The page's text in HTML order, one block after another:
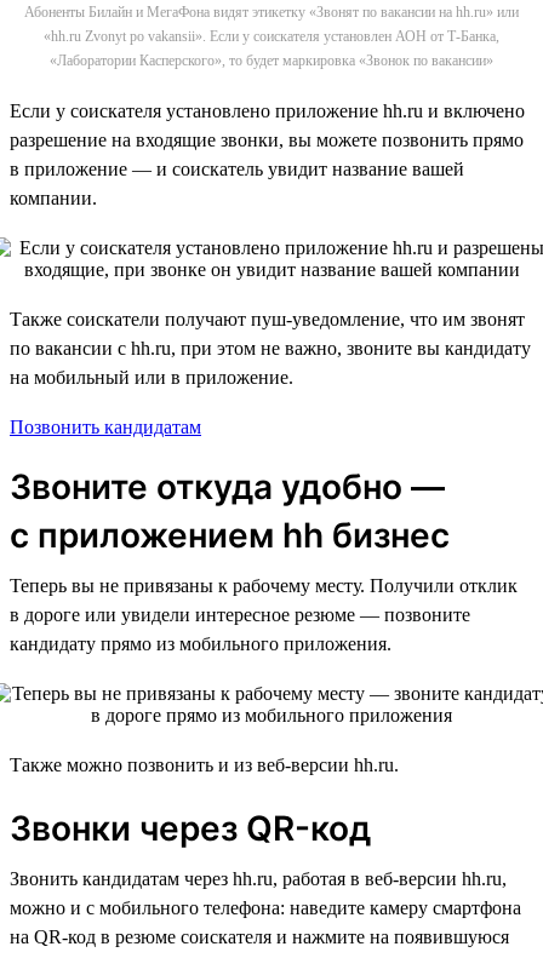
Абоненты Билайн и МегаФона видят этикетку «Звонят по вакансии на hh.ru» или
«hh.ru Zvonyt po vakansii». Если у соискателя установлен АОН от Т-Банка,
«Лаборатории Касперского», то будет маркировка «Звонок по вакансии»
Если у соискателя установлено приложение hh.ru и включено
разрешение на входящие звонки, вы можете позвонить прямо
в приложение — и соискатель увидит название вашей
компании.
Также соискатели получают пуш-уведомление, что им звонят
по вакансии с hh.ru, при этом не важно, звоните вы кандидату
на мобильный или в приложение.
Позвонить кандидатам
Звоните откуда удобно —
с приложением hh бизнес
Теперь вы не привязаны к рабочему месту. Получили отклик
в дороге или увидели интересное резюме — позвоните
кандидату прямо из мобильного приложения.
Также можно позвонить и из веб-версии hh.ru.
Звонки через QR-код
Звонить кандидатам через hh.ru, работая в веб-версии hh.ru,
можно и с мобильного телефона: наведите камеру смартфона
на QR-код в резюме соискателя и нажмите на появившуюся